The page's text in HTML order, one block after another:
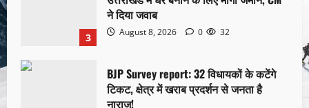
3
ने दिया जवाब
August 8, 2026 0 32
BJP Survey report: 32 विधायकों के कटेंगे
टिकट, क्षेत्र में खराब प्रदर्शन से जनता है
नाराज!